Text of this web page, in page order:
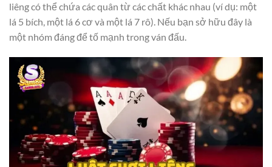
liêng có thể chứa các quân từ các chất khác nhau (ví dụ: một
lá 5 bích, một lá 6 cơ và một lá 7 rô). Nếu bạn sở hữu đây là
một nhóm đáng để tố mạnh trong ván đấu.